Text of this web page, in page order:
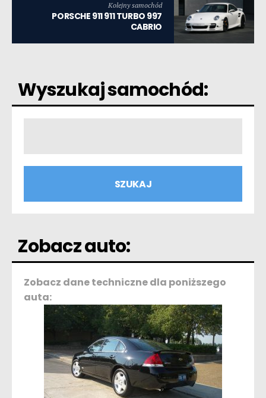
Kolejny samochód
PORSCHE 911 911 TURBO 997
CABRIO
Wyszukaj samochód:
Zobacz auto:
Zobacz dane techniczne dla poniższego
auta: